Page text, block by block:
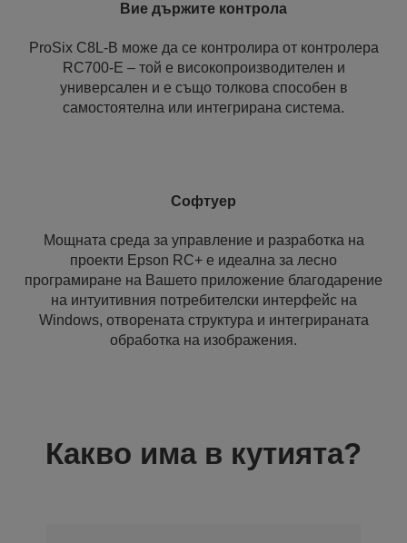
Вие държите контрола
ProSix C8L-B може да се контролира от контролера
RC700-E – той е високопроизводителен и
универсален и е също толкова способен в
самостоятелна или интегрирана система.
Софтуер
Мощната среда за управление и разработка на
проекти Epson RC+ е идеална за лесно
програмиране на Вашето приложение благодарение
на интуитивния потребителски интерфейс на
Windows, отворената структура и интегрираната
обработка на изображения.
Какво има в кутията?